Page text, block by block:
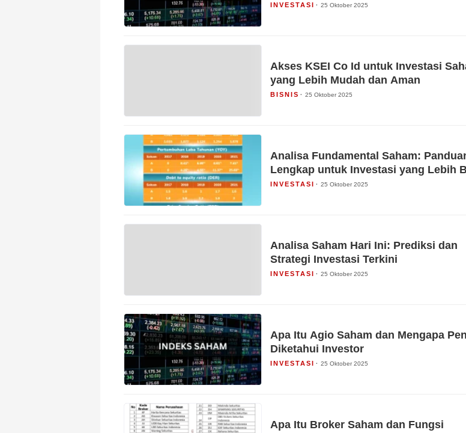
INVESTASI 25 Oktober 2025
Akses KSEI Co Id untuk Investasi
yang Lebih Mudah dan Aman
BISNIS 25 Oktober 2025
Analisa Fundamental Saham:
Lengkap untuk Investasi yang Lebih
INVESTASI 25 Oktober 2025
Analisa Saham Hari Ini: Prediksi dan
Strategi Investasi Terkini
INVESTASI 25 Oktober 2025
Apa Itu Agio Saham dan Mengapa
Diketahui Investor
INVESTASI 25 Oktober 2025
Apa Itu Broker Saham dan Fungsi